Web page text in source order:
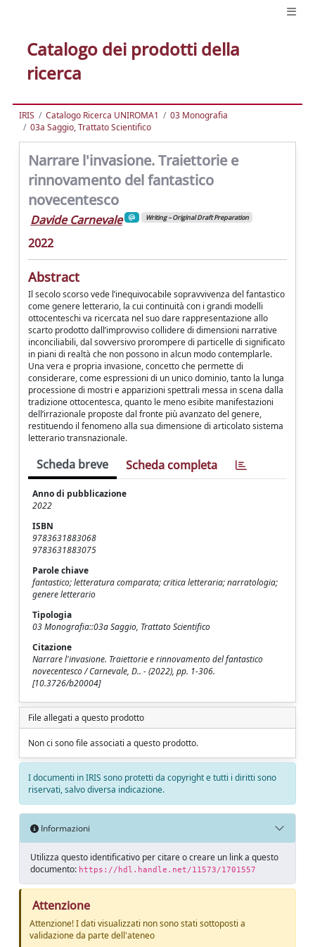
Catalogo dei prodotti della
ricerca
IRIS Catalogo Ricerca UNIROMA1
03 Monografia
03a Saggio, Trattato Scientifico
Narrare l'invasione. Traiettorie e
rinnovamento del fantastico
novecentesco
Davide Carnevale Writing – Original Draft Preparation
2022
Abstract
Il secolo scorso vede l’inequivocabile sopravvivenza del fantastico
come genere letterario, la cui continuità con i grandi modelli
ottocenteschi va ricercata nel suo dare rappresentazione allo
scarto prodotto dall’improvviso collidere di dimensioni narrative
inconciliabili, dal sovversivo prorompere di particelle di significato
in piani di realtà che non possono in alcun modo contemplarle.
Una vera e propria invasione, concetto che permette di
considerare, come espressioni di un unico dominio, tanto la lunga
processione di mostri e apparizioni spettrali messa in scena dalla
tradizione ottocentesca, quanto le meno esibite manifestazioni
dell’irrazionale proposte dal fronte più avanzato del genere,
restituendo il fenomeno alla sua dimensione di articolato sistema
letterario transnazionale.
Scheda breve Scheda completa
Anno di pubblicazione
2022
ISBN
9783631883068
9783631883075
Parole chiave
fantastico; letteratura comparata; critica letteraria; narratologia;
genere letterario
Tipologia
03 Monografia::03a Saggio, Trattato Scientifico
Citazione
Narrare l'invasione. Traiettorie e rinnovamento del fantastico
novecentesco / Carnevale, D.. - (2022), pp. 1-306.
[10.3726/b20004]
File allegati a questo prodotto
Non ci sono file associati a questo prodotto.
I documenti in IRIS sono protetti da copyright e tutti i diritti sono
riservati, salvo diversa indicazione.
Informazioni
Utilizza questo identificativo per citare o creare un link a questo
documento: https://hdl.handle.net/11573/1701557
Attenzione
Attenzione! I dati visualizzati non sono stati sottoposti a
validazione da parte dell'ateneo